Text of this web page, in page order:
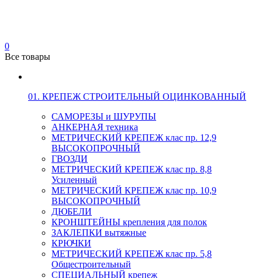
0
Все товары
01. КРЕПЕЖ СТРОИТЕЛЬНЫЙ ОЦИНКОВАННЫЙ
САМОРЕЗЫ и ШУРУПЫ
АНКЕРНАЯ техника
МЕТРИЧЕСКИЙ КРЕПЕЖ клас пр. 12,9
ВЫСОКОПРОЧНЫЙ
ГВОЗДИ
МЕТРИЧЕСКИЙ КРЕПЕЖ клас пр. 8,8
Усиленный
МЕТРИЧЕСКИЙ КРЕПЕЖ клас пр. 10,9
ВЫСОКОПРОЧНЫЙ
ДЮБЕЛИ
КРОНШТЕЙНЫ крепления для полок
ЗАКЛЕПКИ вытяжные
КРЮЧКИ
МЕТРИЧЕСКИЙ КРЕПЕЖ клас пр. 5,8
Общестроительный
СПЕЦИАЛЬНЫЙ крепеж